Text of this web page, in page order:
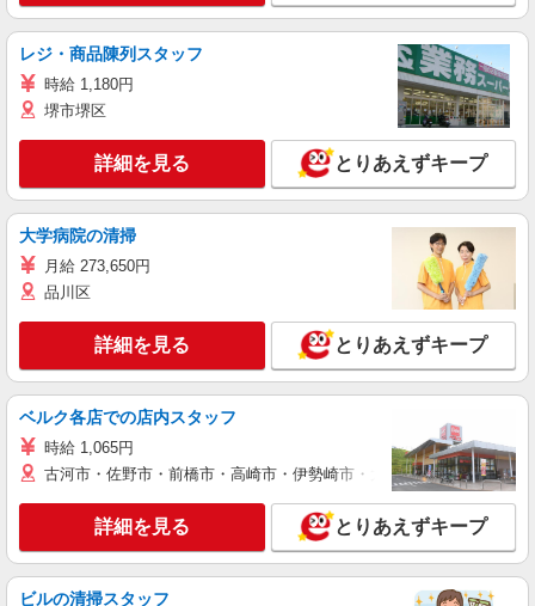
レジ・商品陳列スタッフ
時給 1,180円
堺市堺区
詳細を見る とりあえずキープ
大学病院の清掃
月給 273,650円
品川区
詳細を見る とりあえずキープ
ベルク各店での店内スタッフ
時給 1,065円
古河市・佐野市・前橋市・高崎市・伊勢崎市・太田市・館林市・藤
詳細を見る とりあえずキープ
ビルの清掃スタッフ